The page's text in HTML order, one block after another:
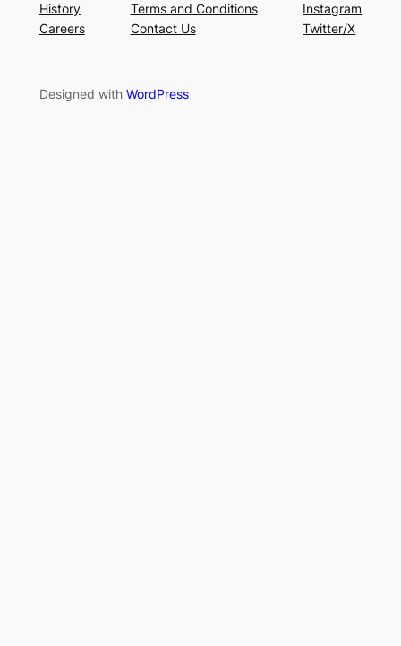
History
Careers
Terms and Conditions
Contact Us
Instagram
Twitter/X
Designed with WordPress